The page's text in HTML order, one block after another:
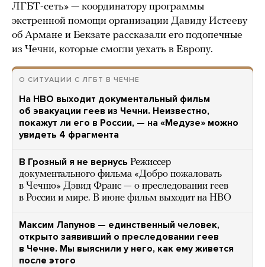
ЛГБТ-сеть» — координатору программы
экстренной помощи организации Давиду Истееву
об Армане и Бекзате рассказали его подопечные
из Чечни, которые смогли уехать в Европу.
О СИТУАЦИИ С ЛГБТ В ЧЕЧНЕ
На HBO выходит документальный фильм
об эвакуации геев из Чечни. Неизвестно,
покажут ли его в России, — на «Медузе» можно
увидеть 4 фрагмента
В Грозный я не вернусь Режиссер
документального фильма «Добро пожаловать
в Чечню» Дэвид Франс — о преследовании геев
в России и мире. В июне фильм выходит на HBO
Максим Лапунов — единственный человек,
открыто заявивший о преследовании геев
в Чечне. Мы выяснили у него, как ему живется
после этого